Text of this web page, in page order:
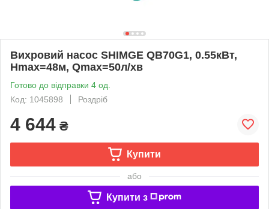
Вихровий насос SHIMGE QB70G1, 0.55кВт,
Нmax=48м, Qmax=50л/хв
Готово до відправки 4 од.
Код: 1045898
Роздріб
4 644 ₴
Купити
або
Купити з